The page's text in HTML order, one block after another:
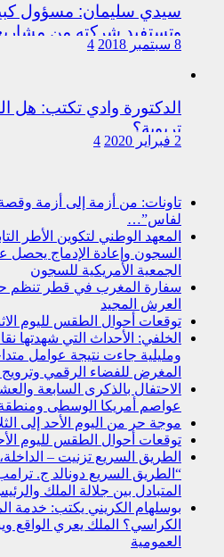
سيدي سليمان: مسؤول
وتستفيد شركته من
8 سبتمبر 2018 4
الدكتورة وادي تكتب: هل
تربوية؟
2 فبراير 2020 4
تاونات: من أزمة إلى أزمة
لفاس”…
المعهد الوطني لتكوين الأطر
السجون وإعادة الإدماج يحصل
الجمعية الأمريكية للسجون
سفارة المغرب في قطر تنظم
العرش المجيد
توقعات أحوال الطقس لليوم
الخلفي: الأحداث التي شهدتها
ومليلية جاءت نتيجة عوامل
المغرض للفضاء الرقمي
الاحتفال بالذكرى السابعة
عواصم أمريكا الوسطى ومنطقة
موجة حر من اليوم الأحد إلى
توقعات أحوال الطقس لليوم
الطريق السريع تزنيت –
“الطريق السريع دونالد ج.
المتبادل بين جلالة الملك
بوسلهام الكريني يكتب: خدمة
الكراسي؟ الملك يعري الواقع
العمومية